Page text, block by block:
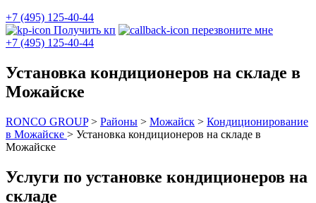
+7 (495) 125-40-44
Получить кп
перезвоните мне
+7 (495) 125-40-44
Установка кондиционеров на складе в
Можайске
RONCO GROUP> Районы > Можайск > Кондиционирование
в Можайске > Установка кондиционеров на складе в
Можайске
Услуги по установке кондиционеров на
складе